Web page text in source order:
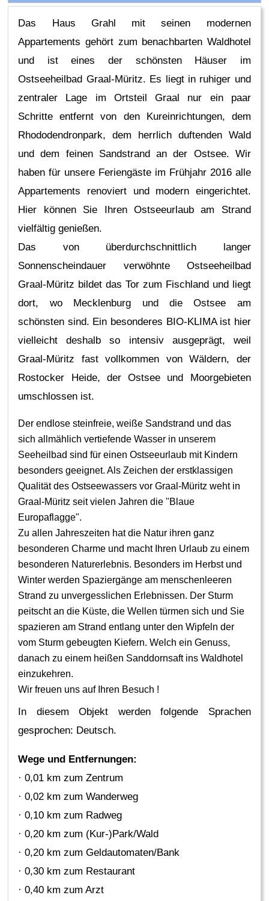
Das Haus Grahl mit seinen modernen
Appartements gehört zum benachbarten Waldhotel
und ist eines der schönsten Häuser im
Ostseeheilbad Graal-Müritz. Es liegt in ruhiger und
zentraler Lage im Ortsteil Graal nur ein paar
Schritte entfernt von den Kureinrichtungen, dem
Rhododendronpark, dem herrlich duftenden Wald
und dem feinen Sandstrand an der Ostsee. Wir
haben für unsere Feriengäste im Frühjahr 2016 alle
Appartements renoviert und modern eingerichtet.
Hier können Sie Ihren Ostseeurlaub am Strand
vielfältig genießen.
Das von überdurchschnittlich langer
Sonnenscheindauer verwöhnte Ostseeheilbad
Graal-Müritz bildet das Tor zum Fischland und liegt
dort, wo Mecklenburg und die Ostsee am
schönsten sind. Ein besonderes BIO-KLIMA ist hier
vielleicht deshalb so intensiv ausgeprägt, weil
Graal-Müritz fast vollkommen von Wäldern, der
Rostocker Heide, der Ostsee und Moorgebieten
umschlossen ist.
Der endlose steinfreie, weiße Sandstrand und das
sich allmählich vertiefende Wasser in unserem
Seeheilbad sind für einen Ostseeurlaub mit Kindern
besonders geeignet. Als Zeichen der erstklassigen
Qualität des Ostseewassers vor Graal-Müritz weht in
Graal-Müritz seit vielen Jahren die "Blaue
Europaflagge".
Zu allen Jahreszeiten hat die Natur ihren ganz
besonderen Charme und macht Ihren Urlaub zu einem
besonderen Naturerlebnis. Besonders im Herbst und
Winter werden Spaziergänge am menschenleeren
Strand zu unvergesslichen Erlebnissen. Der Sturm
peitscht an die Küste, die Wellen türmen sich und Sie
spazieren am Strand entlang unter den Wipfeln der
vom Sturm gebeugten Kiefern. Welch ein Genuss,
danach zu einem heißen Sanddornsaft ins Waldhotel
einzukehren.
Wir freuen uns auf Ihren Besuch !
In diesem Objekt werden folgende Sprachen
gesprochen: Deutsch.
Wege und Entfernungen:
· 0,01 km zum Zentrum
· 0,02 km zum Wanderweg
· 0,10 km zum Radweg
· 0,20 km zum (Kur-)Park/Wald
· 0,20 km zum Geldautomaten/Bank
· 0,30 km zum Restaurant
· 0,40 km zum Arzt